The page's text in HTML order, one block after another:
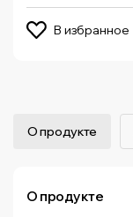
В избранное
О продукте
О продукте